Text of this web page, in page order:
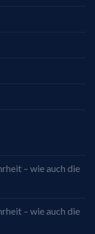
– wie auch die
– wie auch die